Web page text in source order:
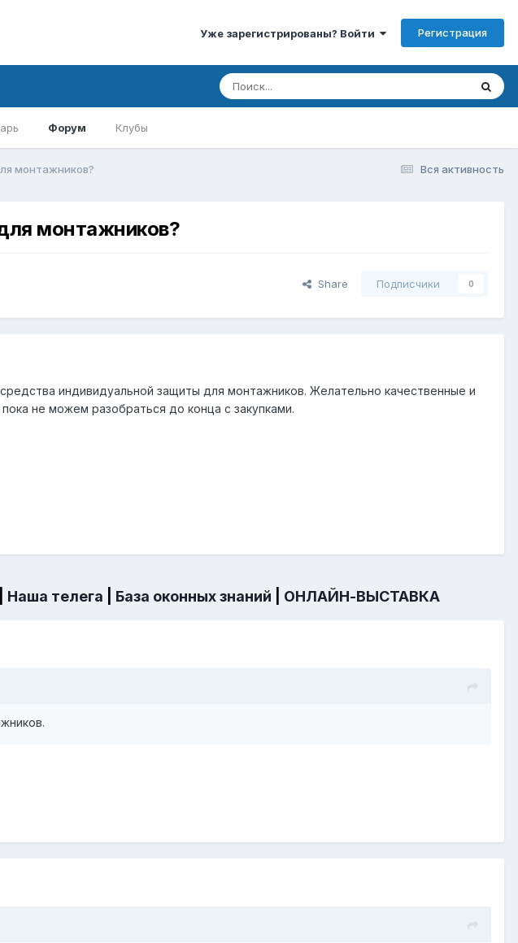
Уже зарегистрированы? Войти Регистрация
Форум Клубы
Вся активность
монтажников?
монтажников?
Share Подписчики 0
индивидуальной защиты для монтажников. Желательно качественные и
не можем разобраться до конца с закупками.
Наша телега База оконных знаний ОНЛАЙН-ВЫСТАВКА